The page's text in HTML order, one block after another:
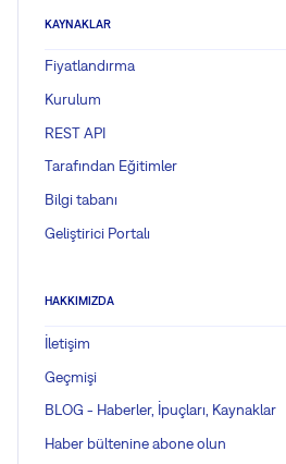
KAYNAKLAR
Fiyatlandırma
Kurulum
REST API
Tarafından Eğitimler
Bilgi tabanı
Geliştirici Portalı
HAKKIMIZDA
İletişim
Geçmişi
BLOG - Haberler, İpuçları, Kaynaklar
Haber bültenine abone olun